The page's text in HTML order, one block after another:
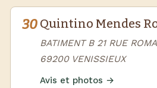
30 Quintino Mendes
BATIMENT B 21 RUE
69200 VENISSIEUX
Avis et photos →